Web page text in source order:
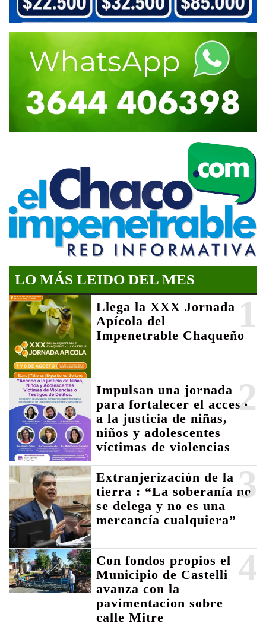
LO MÁS LEIDO DEL MES
1
Llega la XXX Jornada
Apícola del
Impenetrable Chaqueño
2
Impulsan una jornada
para fortalecer el acceso
a la justicia de niñas,
niños y adolescentes
víctimas de violencias
3
Extranjerización de la
tierra : “La soberanía no
se delega y no es una
mercancía cualquiera”
4
Con fondos propios el
Municipio de Castelli
avanza con la
pavimentacion sobre
calle Mitre